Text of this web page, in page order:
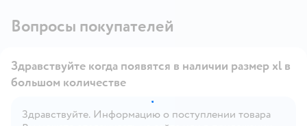
Вопросы покупателей
Открыть вопрос
Здравствуйте когда появятся в наличии размер xl в
большом количестве
Здравствуйте. Информацию о поступлении товара